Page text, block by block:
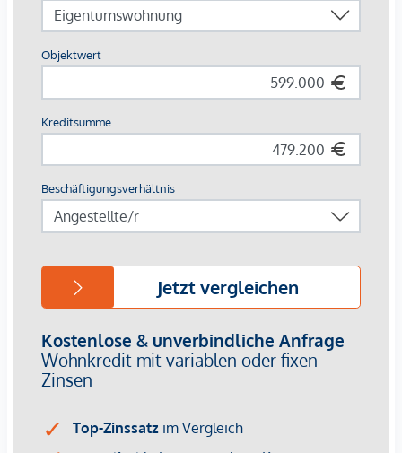
ca. 270 m² Grundfläche
Großzügiger Wohn- Essbereich ca. 44,25 m²
Badezimmer mit Wanne, Dusche & WC
Galerie im Obergeschoss
Hobbyraum im Keller
Zusätzliche Lagerräume und Waschküche
Highlights
neue 3-fach verglaste Fenster
Fußbodenheizung
Automatische Bewässerungsanlage
Garage mit elektrischem Tor
Hochwertiger Parkettboden
Gute Infrastruktur und ruhige Wohnlage
Kaufpreis:599.000 €
Wir weisen Sie darauf hin, dass die gemachten Angaben